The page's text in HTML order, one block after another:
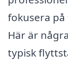
fokusera
Här är
typisk